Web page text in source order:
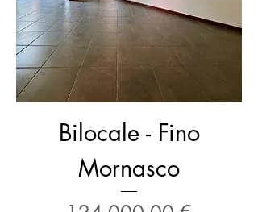
Bilocale - Fino
Mornasco